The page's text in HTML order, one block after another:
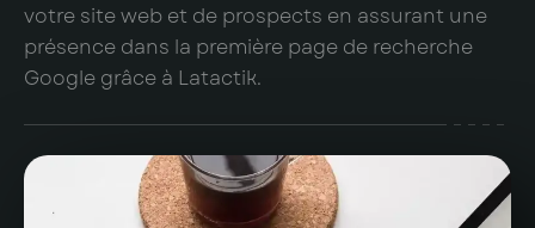
votre site web et de prospects en assurant une
présence dans la première page de recherche
Google grâce à Latactik.